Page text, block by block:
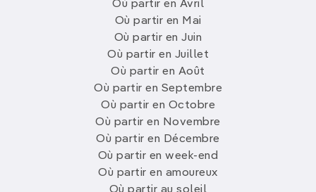
Où partir en Avril
Où partir en Mai
Où partir en Juin
Où partir en Juillet
Où partir en Août
Où partir en Septembre
Où partir en Octobre
Où partir en Novembre
Où partir en Décembre
Où partir en week-end
Où partir en amoureux
Où partir au soleil